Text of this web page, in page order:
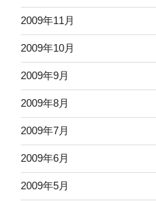
2009年11月
2009年10月
2009年9月
2009年8月
2009年7月
2009年6月
2009年5月